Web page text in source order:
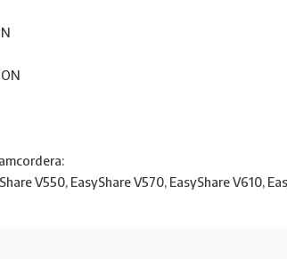
V550, EasyShare V570, EasyShare V610,